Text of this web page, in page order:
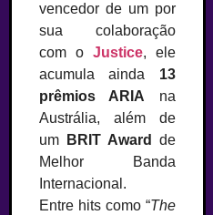
vencedor de um por
sua colaboração
com o Justice, ele
acumula ainda 13
prêmios ARIA na
Austrália, além de
um
BRIT Award
de
Melhor Banda
Internacional.
Entre hits como “The